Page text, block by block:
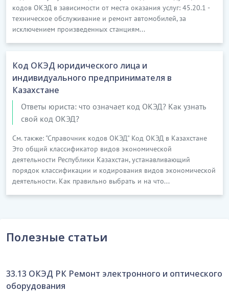
кодов ОКЭД в зависимости от места оказания услуг: 45.20.1 -
техническое обслуживание и ремонт автомобилей, за
исключением произведенных станциям...
Код ОКЭД юридического лица и
индивидуального предпринимателя в
Казахстане
Ответы юриста: что означает код ОКЭД? Как узнать
свой код ОКЭД?
См. также: "Справочник кодов ОКЭД" Код ОКЭД в Казахстане
Это общий классификатор видов экономической
деятельности Республики Казахстан, устанавливающий
порядок классификации и кодирования видов экономической
деятельности. Как правильно выбрать и на что...
Полезные статьи
33.13 ОКЭД РК Ремонт электронного и оптического
оборудования